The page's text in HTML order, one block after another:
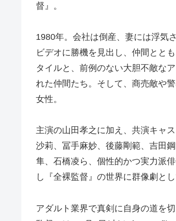
督』。
1980年。会社は倒産、妻には浮気
ビデオに勝機を見出し、仲間とと
タイルと、前例のない大胆不敵な
れた仲間たち。そして、商売敵や
女性。
主演の山田孝之に加え、共演キャ
沙莉、冨手麻妙、後藤剛範、吉田
隼、石橋凌ら、個性的かつ実力派
し『全裸監督』の世界に群像劇と
アダルト業界で真剣に自身の道を